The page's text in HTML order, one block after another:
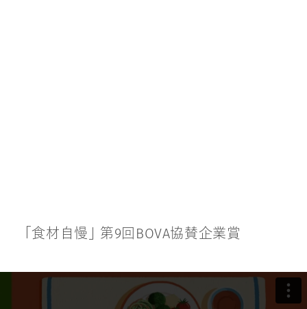
食材 自 慢 第 9 回 BOVA協賛企業 賞